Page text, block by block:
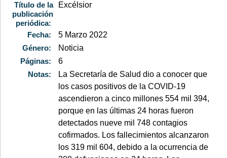
Título de la
publicación
periódica:
Excélsior
Fecha:
5 Marzo 2022
Género:
Noticia
Páginas:
6
Notas:
La Secretaría de Salud dio a conocer que
los casos positivos de la COVID-19
ascendieron a cinco millones 554 mil 394,
porque en las últimas 24 horas fueron
detectados nueve mil 748 contagios
cofirmados. Los fallecimientos alcanzaron
los 319 mil 604, debido a la ocurrencia de